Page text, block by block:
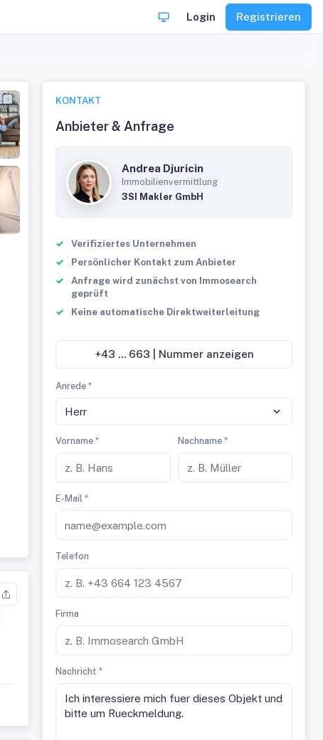
Login Registrieren
KONTAKT
Anbieter & Anfrage
Andrea Djuricin
Immobilienvermittlung
3SI Makler GmbH
Verifiziertes Unternehmen
Persönlicher Kontakt zum Anbieter
Anfrage wird zunächst von Immosearch
geprüft
Keine automatische Direktweiterleitung
+43 ... 663 | Nummer anzeigen
Anrede *
Herr
Vorname * Nachname *
E-Mail *
Telefon
Firma
Nachricht *